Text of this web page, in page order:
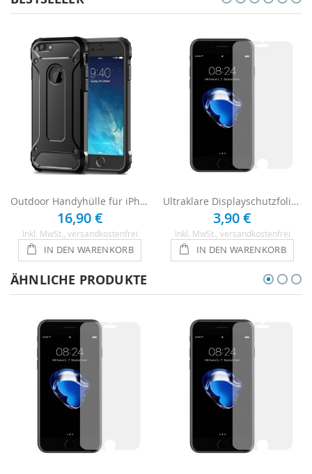
Outdoor Handyhülle für iPhone 7 Plus - Schwarz
16,90 €
Inkl. MwSt. , versandkostenfrei
IN DEN WARENKORB
Ultraklare Displayschutzfolie für iPhone 7 Plus
3,90 €
Inkl. MwSt. , versandkostenfrei
IN DEN WARENKORB
ÄHNLICHE PRODUKTE